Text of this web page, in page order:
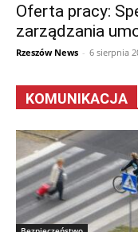
Oferta pracy:
zarządzania
Rzeszów News - 6 sierpnia
KOMUNIKACJA